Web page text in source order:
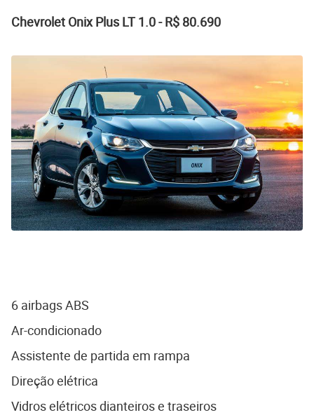
Chevrolet Onix Plus LT 1.0 - R$ 80.690
6 airbags ABS
Ar-condicionado
Assistente de partida em rampa
Direção elétrica
Vidros elétricos dianteiros e traseiros